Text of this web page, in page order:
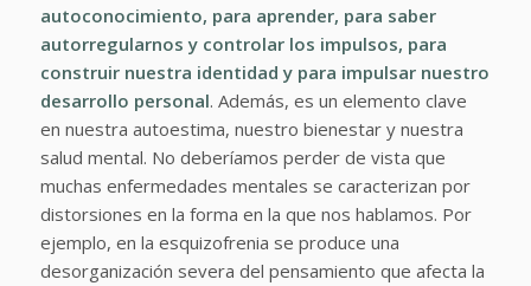
autoconocimiento, para aprender, para saber
autorregularnos y controlar los impulsos, para
construir nuestra identidad y para impulsar nuestro
desarrollo personal. Además, es un elemento clave
en nuestra autoestima, nuestro bienestar y nuestra
salud mental. No deberíamos perder de vista que
muchas enfermedades mentales se caracterizan por
distorsiones en la forma en la que nos hablamos. Por
ejemplo, en la esquizofrenia se produce una
desorganización severa del pensamiento que afecta la